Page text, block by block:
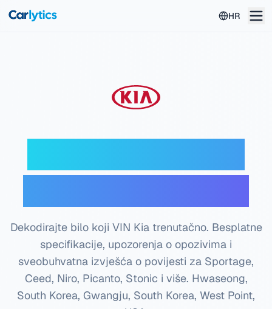
HR
Dekodirajte bilo koji VIN Kia trenutačno. Besplatne
specifikacije, upozorenja o opozivima i
sveobuhvatna izvješća o povijesti za Sportage,
Ceed, Niro, Picanto, Stonic i više. Hwaseong,
South Korea, Gwangju, South Korea, West Point,